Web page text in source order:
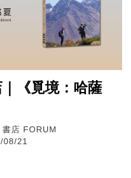
《覓境：哈薩
店 FORUM
08/21